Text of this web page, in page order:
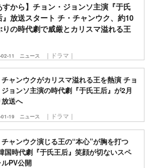
すから】チョン・ジョンソ主演『于氏
』放送スタート チ・チャンウク、約10
りの時代劇で威厳とカリスマ溢れる王
11 ニュース ｜ドラマ｜
ャンウクがカリスマ溢れる王を熱演 チョ
ジョンソ主演の時代劇『于氏王后』が2月
放送へ
19 ニュース ｜ドラマ｜
ャンウク演じる王の“本心”が胸を打つ
国時代劇『于氏王后』笑顔が切ないスペ
PV公開